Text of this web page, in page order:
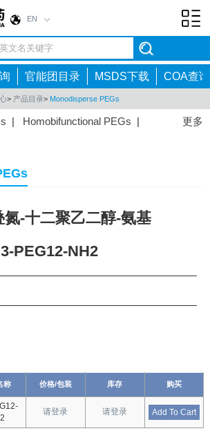
EN
官能团目录 MSDS下载 COA查询
> 产品目录> Monodisperse PEGs
更多
| Homobifunctional PEGs |
氮-十二聚乙二醇-氨基
PEG12-NH2
称 价格/包装 库存 购买
请登录 请登录 Add To Cart